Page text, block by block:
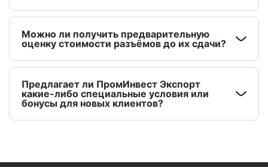
Можно ли получить предварительную
оценку стоимости разъёмов до их сдачи?
Предлагает ли ПромИнвест Экспорт
какие-либо специальные условия или
бонусы для новых клиентов?